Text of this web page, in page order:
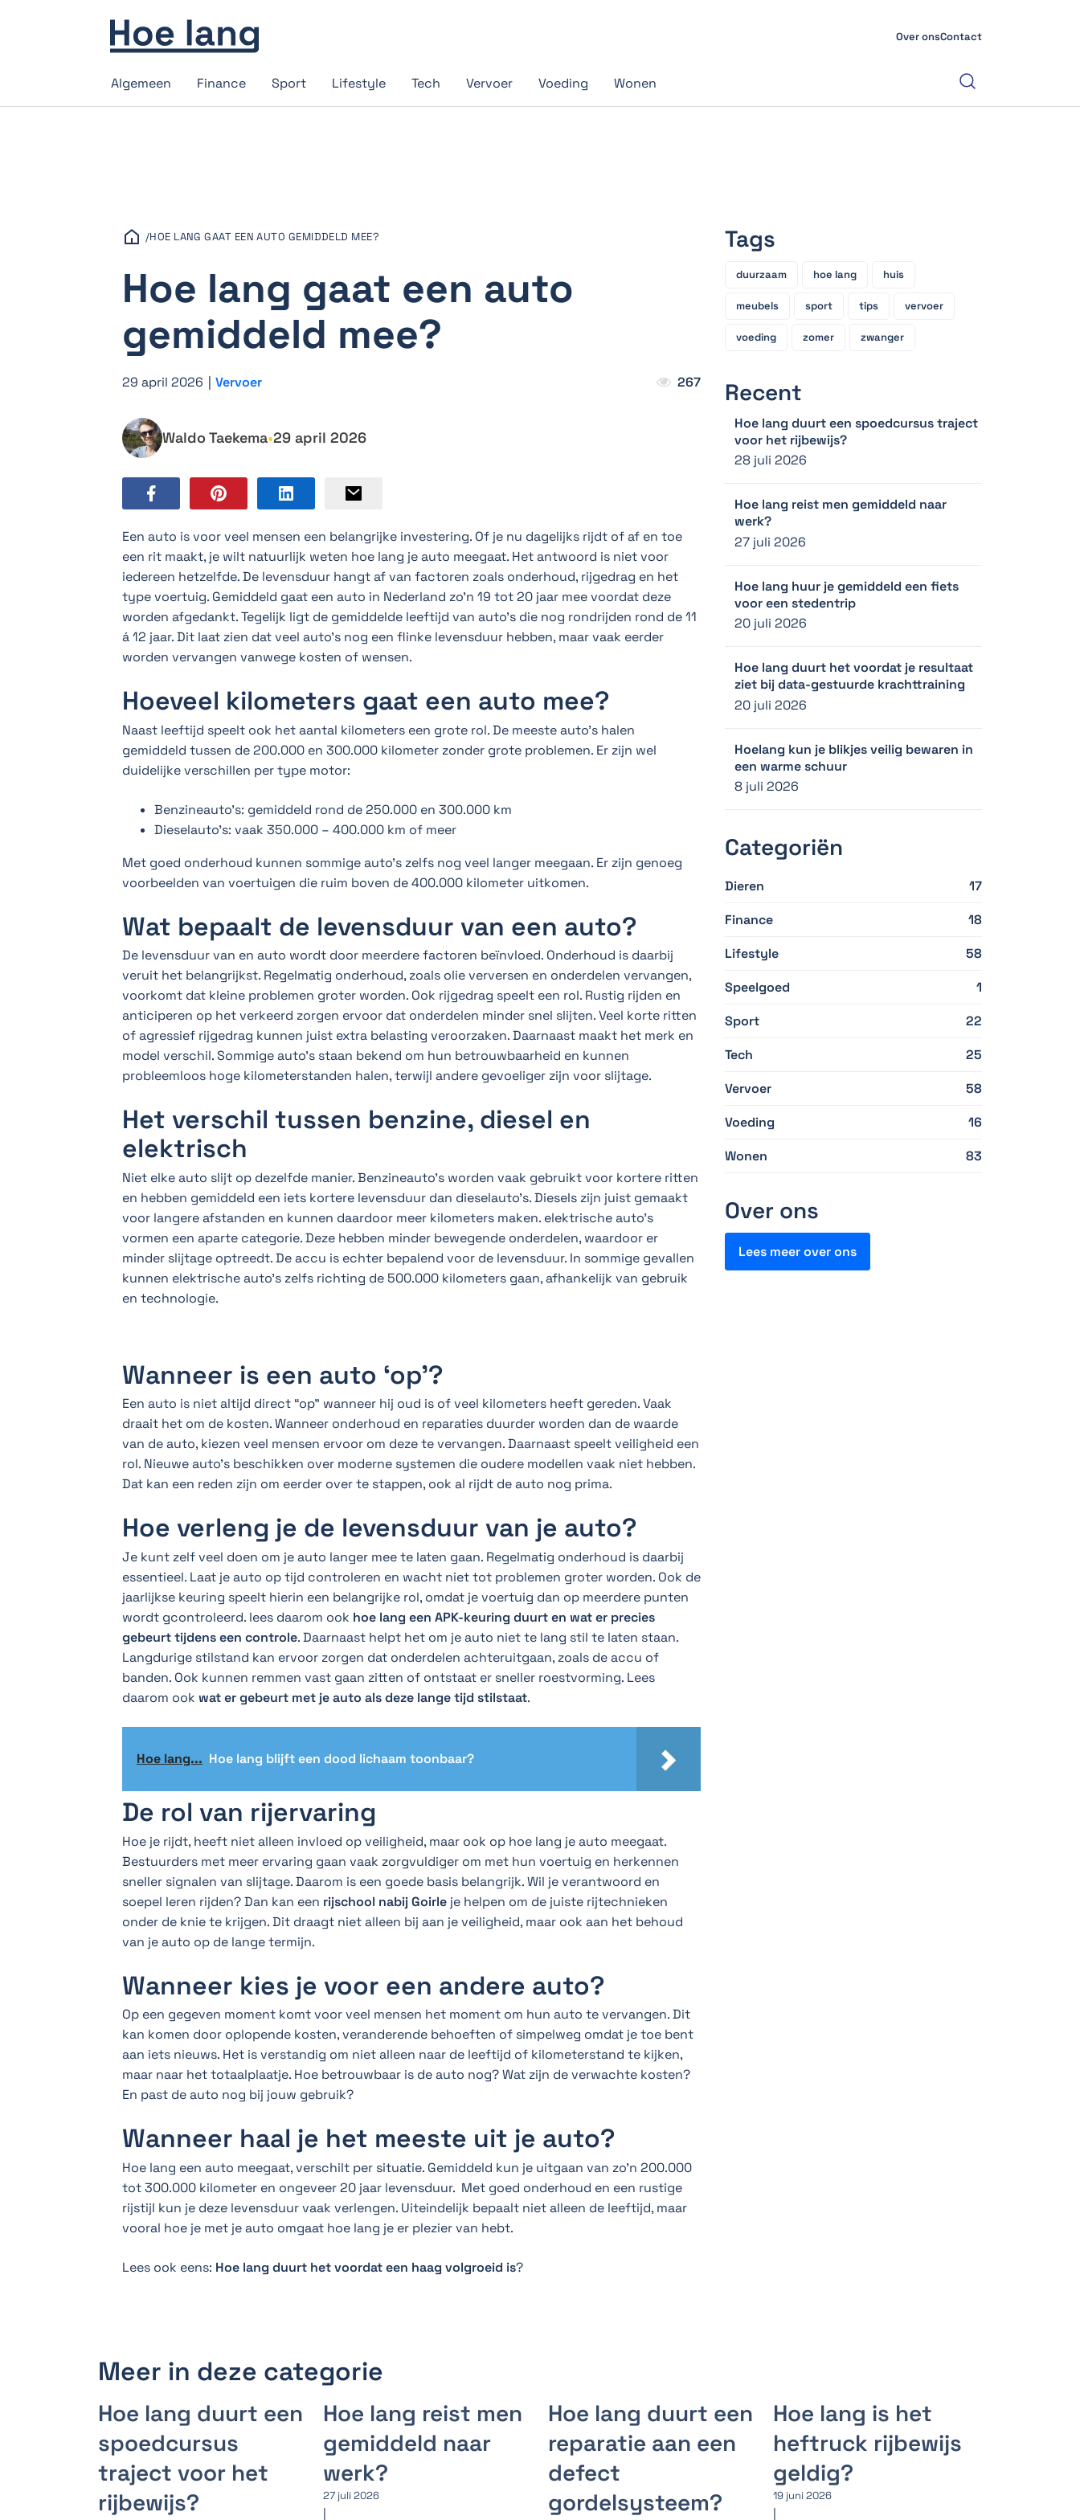
Over onsContact
Algemeen Finance Sport Lifestyle Tech Vervoer Voeding Wonen
/HOE LANG GAAT EEN AUTO GEMIDDELD MEE?
Hoe lang gaat een auto
gemiddeld mee?
29 april 2026 | Vervoer 267
Waldo Taekema•29 april 2026
Een auto is voor veel mensen een belangrijke investering. Of je nu dagelijks rijdt of af en toe
een rit maakt, je wilt natuurlijk weten hoe lang je auto meegaat. Het antwoord is niet voor
iedereen hetzelfde. De levensduur hangt af van factoren zoals onderhoud, rijgedrag en het
type voertuig. Gemiddeld gaat een auto in Nederland zo’n 19 tot 20 jaar mee voordat deze
worden afgedankt. Tegelijk ligt de gemiddelde leeftijd van auto’s die nog rondrijden rond de 11
á 12 jaar. Dit laat zien dat veel auto’s nog een flinke levensduur hebben, maar vaak eerder
worden vervangen vanwege kosten of wensen.
Hoeveel kilometers gaat een auto mee?
Naast leeftijd speelt ook het aantal kilometers een grote rol. De meeste auto’s halen
gemiddeld tussen de 200.000 en 300.000 kilometer zonder grote problemen. Er zijn wel
duidelijke verschillen per type motor:
Benzineauto’s: gemiddeld rond de 250.000 en 300.000 km
Dieselauto’s: vaak 350.000 – 400.000 km of meer
Met goed onderhoud kunnen sommige auto’s zelfs nog veel langer meegaan. Er zijn genoeg
voorbeelden van voertuigen die ruim boven de 400.000 kilometer uitkomen.
Wat bepaalt de levensduur van een auto?
De levensduur van en auto wordt door meerdere factoren beïnvloed. Onderhoud is daarbij
veruit het belangrijkst. Regelmatig onderhoud, zoals olie verversen en onderdelen vervangen,
voorkomt dat kleine problemen groter worden. Ook rijgedrag speelt een rol. Rustig rijden en
anticiperen op het verkeerd zorgen ervoor dat onderdelen minder snel slijten. Veel korte ritten
of agressief rijgedrag kunnen juist extra belasting veroorzaken. Daarnaast maakt het merk en
model verschil. Sommige auto’s staan bekend om hun betrouwbaarheid en kunnen
probleemloos hoge kilometerstanden halen, terwijl andere gevoeliger zijn voor slijtage.
Het verschil tussen benzine, diesel en
elektrisch
Niet elke auto slijt op dezelfde manier. Benzineauto’s worden vaak gebruikt voor kortere ritten
en hebben gemiddeld een iets kortere levensduur dan dieselauto’s. Diesels zijn juist gemaakt
voor langere afstanden en kunnen daardoor meer kilometers maken. elektrische auto’s
vormen een aparte categorie. Deze hebben minder bewegende onderdelen, waardoor er
minder slijtage optreedt. De accu is echter bepalend voor de levensduur. In sommige gevallen
kunnen elektrische auto’s zelfs richting de 500.000 kilometers gaan, afhankelijk van gebruik
en technologie.
Wanneer is een auto ‘op’?
Een auto is niet altijd direct “op” wanneer hij oud is of veel kilometers heeft gereden. Vaak
draait het om de kosten. Wanneer onderhoud en reparaties duurder worden dan de waarde
van de auto, kiezen veel mensen ervoor om deze te vervangen. Daarnaast speelt veiligheid een
rol. Nieuwe auto’s beschikken over moderne systemen die oudere modellen vaak niet hebben.
Dat kan een reden zijn om eerder over te stappen, ook al rijdt de auto nog prima.
Hoe verleng je de levensduur van je auto?
Je kunt zelf veel doen om je auto langer mee te laten gaan. Regelmatig onderhoud is daarbij
essentieel. Laat je auto op tijd controleren en wacht niet tot problemen groter worden. Ook de
jaarlijkse keuring speelt hierin een belangrijke rol, omdat je voertuig dan op meerdere punten
wordt gcontroleerd. lees daarom ook hoe lang een APK-keuring duurt en wat er precies
gebeurt tijdens een controle. Daarnaast helpt het om je auto niet te lang stil te laten staan.
Langdurige stilstand kan ervoor zorgen dat onderdelen achteruitgaan, zoals de accu of
banden. Ook kunnen remmen vast gaan zitten of ontstaat er sneller roestvorming. Lees
daarom ook wat er gebeurt met je auto als deze lange tijd stilstaat.
Hoe lang... Hoe lang blijft een dood lichaam toonbaar?
De rol van rijervaring
Hoe je rijdt, heeft niet alleen invloed op veiligheid, maar ook op hoe lang je auto meegaat.
Bestuurders met meer ervaring gaan vaak zorgvuldiger om met hun voertuig en herkennen
sneller signalen van slijtage. Daarom is een goede basis belangrijk. Wil je verantwoord en
soepel leren rijden? Dan kan een rijschool nabij Goirle je helpen om de juiste rijtechnieken
onder de knie te krijgen. Dit draagt niet alleen bij aan je veiligheid, maar ook aan het behoud
van je auto op de lange termijn.
Wanneer kies je voor een andere auto?
Op een gegeven moment komt voor veel mensen het moment om hun auto te vervangen. Dit
kan komen door oplopende kosten, veranderende behoeften of simpelweg omdat je toe bent
aan iets nieuws. Het is verstandig om niet alleen naar de leeftijd of kilometerstand te kijken,
maar naar het totaalplaatje. Hoe betrouwbaar is de auto nog? Wat zijn de verwachte kosten?
En past de auto nog bij jouw gebruik?
Wanneer haal je het meeste uit je auto?
Hoe lang een auto meegaat, verschilt per situatie. Gemiddeld kun je uitgaan van zo’n 200.000
tot 300.000 kilometer en ongeveer 20 jaar levensduur. Met goed onderhoud en een rustige
rijstijl kun je deze levensduur vaak verlengen. Uiteindelijk bepaalt niet alleen de leeftijd, maar
vooral hoe je met je auto omgaat hoe lang je er plezier van hebt.
Lees ook eens: Hoe lang duurt het voordat een haag volgroeid is?
Tags
duurzaam hoe lang huis
meubels sport tips vervoer
voeding zomer zwanger
Recent
Hoe lang duurt een spoedcursus traject
voor het rijbewijs?
28 juli 2026
Hoe lang reist men gemiddeld naar
werk?
27 juli 2026
Hoe lang huur je gemiddeld een fiets
voor een stedentrip
20 juli 2026
Hoe lang duurt het voordat je resultaat
ziet bij data-gestuurde krachttraining
20 juli 2026
Hoelang kun je blikjes veilig bewaren in
een warme schuur
8 juli 2026
Categoriën
Dieren
17
Finance
18
Lifestyle
58
Speelgoed
1
Sport
22
Tech
25
Vervoer
58
Voeding
16
Wonen
83
Over ons
Lees meer over ons
Meer in deze categorie
Hoe lang duurt een
spoedcursus
traject voor het
rijbewijs?
Hoe lang reist men
gemiddeld naar
werk?
27 juli 2026
|
Hoe lang duurt een
reparatie aan een
defect
gordelsysteem?
Hoe lang is het
heftruck rijbewijs
geldig?
19 juni 2026
|